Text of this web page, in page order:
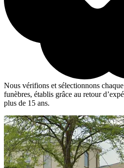
Nous vérifions et sélectionnons
funèbres, établis grâce au retour
plus de 15 ans.